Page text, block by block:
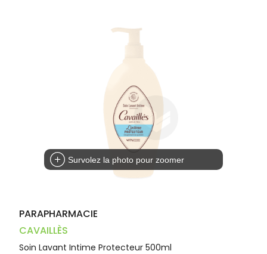
Survolez la photo pour zoomer
PARAPHARMACIE
CAVAILLÈS
Soin Lavant Intime Protecteur 500ml